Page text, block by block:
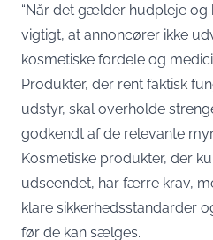
“Når det gælder hudpleje og
vigtigt, at annoncører ikke
kosmetiske fordele og
Produkter, der rent faktisk
udstyr, skal overholde
godkendt af de relevante
Kosmetiske produkter, der
udseendet, har færre krav,
klare sikkerhedsstandarder
før de kan sælges.